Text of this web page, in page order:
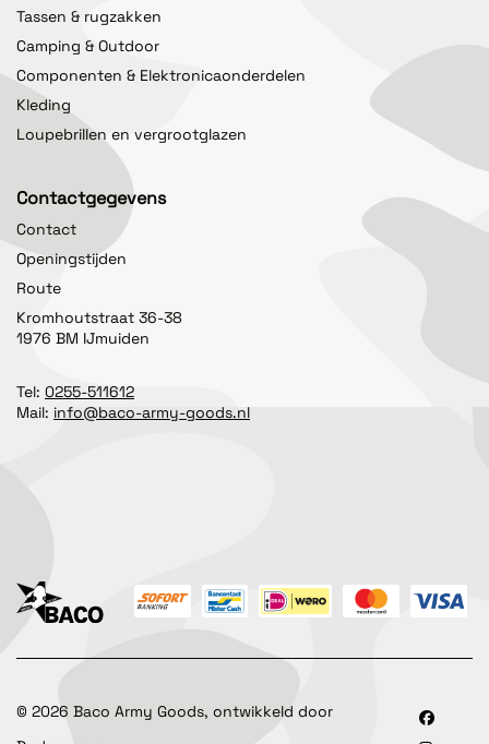
Tassen & rugzakken
Camping & Outdoor
Componenten & Elektronicaonderdelen
Kleding
Loupebrillen en vergrootglazen
Contactgegevens
Contact
Openingstijden
Route
Kromhoutstraat 36-38
1976 BM IJmuiden
Tel: 0255-511612
Mail: info@baco-army-goods.nl
© 2026 Baco Army Goods, ontwikkeld door